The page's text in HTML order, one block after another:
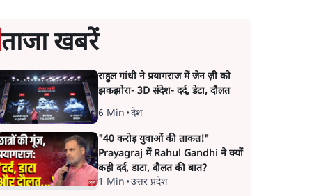
ताजा खबरें
राहुल गांधी ने प्रयागराज में जेन ज़ी को
झकझोरा- 3D संदेश- दर्द, डेटा, दौलत
6 Min •देश
"40 करोड़ युवाओं की ताकत!"
Prayagraj में Rahul Gandhi ने क्यों
कही दर्द, डाटा, दौलत की बात?
1 Min •उत्तर प्रदेश